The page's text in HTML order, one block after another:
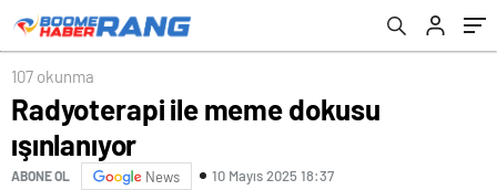
107 okunma
Radyoterapi ile meme dokusu
ışınlanıyor
ABONE OL News 10 Mayıs 2025 18:37